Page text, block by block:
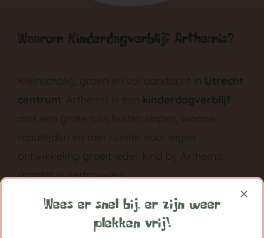
Waarom Kinderdagverblijf Arthemis?
Kleinschalig, groen en vol aandacht in Utrecht
centrum. Arthemis is een kinderdagverblijf
met een grote tuin, buiten slapen, warme
maaltijden en met ruimte voor eigen
ontwikkeling groeit ieder kind bij Arthemis
grootst in vertrouwen.
Volg ons op:
Wees er snel bij, er zijn weer
plekken vrij!